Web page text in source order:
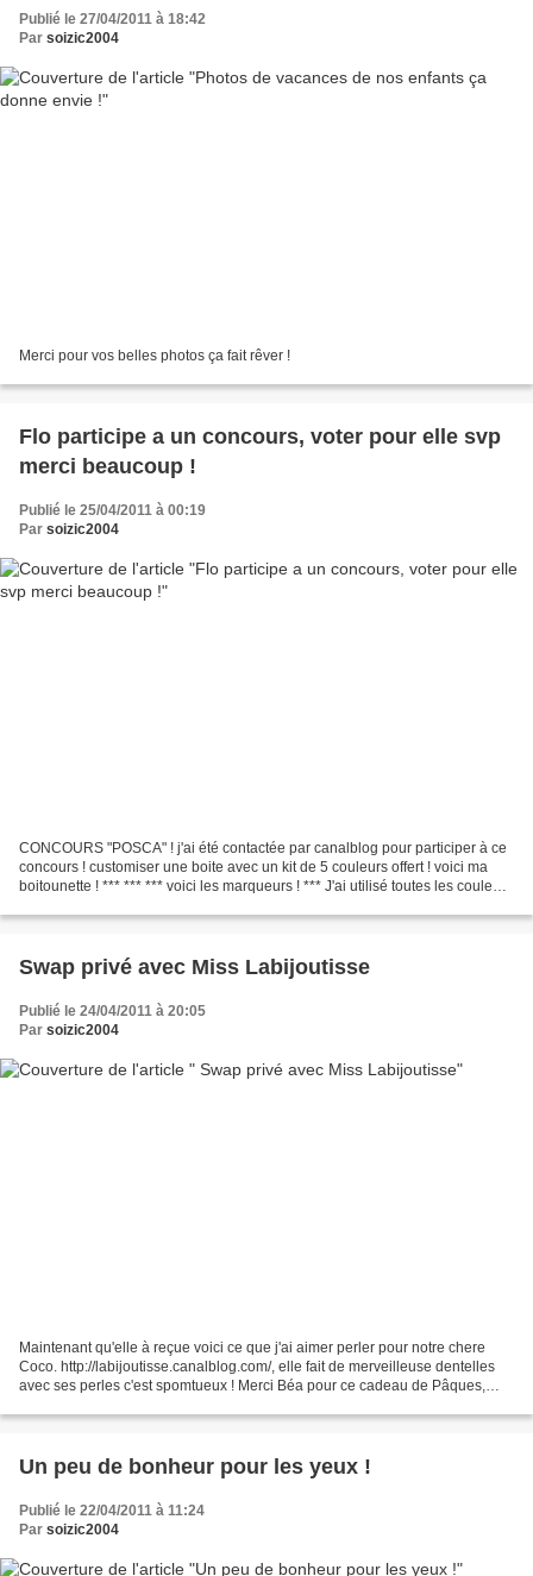
Publié le 27/04/2011 à 18:42
Par soizic2004
Merci pour vos belles photos ça fait rêver !
Flo participe a un concours, voter pour elle svp
merci beaucoup !
Publié le 25/04/2011 à 00:19
Par soizic2004
CONCOURS "POSCA" ! j'ai été contactée par canalblog pour participer à ce
concours ! customiser une boite avec un kit de 5 couleurs offert ! voici ma
boitounette ! *** *** *** voici les marqueurs ! *** J'ai utilisé toutes les couleurs
Swap privé avec Miss Labijoutisse
Publié le 24/04/2011 à 20:05
Par soizic2004
Maintenant qu'elle à reçue voici ce que j'ai aimer perler pour notre chere
Coco. http://labijoutisse.canalblog.com/, elle fait de merveilleuse dentelles
avec ses perles c'est spomtueux ! Merci Béa pour ce cadeau de Pâques,
Un peu de bonheur pour les yeux !
Publié le 22/04/2011 à 11:24
Par soizic2004